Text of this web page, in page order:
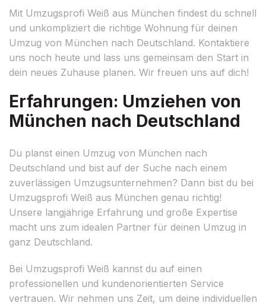
Mit Umzugsprofi Weiß aus München findest du schnell
und unkompliziert die richtige Wohnung für deinen
Umzug von München nach Deutschland. Kontaktiere
uns noch heute und lass uns gemeinsam den Start in
dein neues Zuhause planen. Wir freuen uns auf dich!
Erfahrungen: Umziehen von
München nach Deutschland
Du planst einen Umzug von München nach
Deutschland und bist auf der Suche nach einem
zuverlässigen Umzugsunternehmen? Dann bist du bei
Umzugsprofi Weiß aus München genau richtig!
Unsere langjährige Erfahrung und große Expertise
macht uns zum idealen Partner für deinen Umzug in
ganz Deutschland.
Bei Umzugsprofi Weiß kannst du auf einen
professionellen und kundenorientierten Service
vertrauen. Wir nehmen uns Zeit, um deine individuellen